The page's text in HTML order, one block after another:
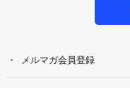
メルマガ会員登録